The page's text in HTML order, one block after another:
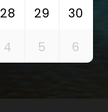
28 29
30
4 5 6